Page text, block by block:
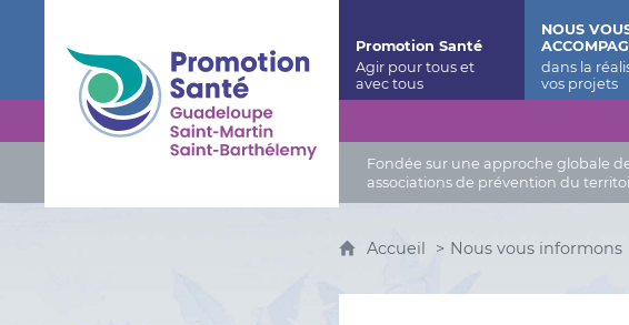
Fondée sur une approche globale
associations de prévention du
Promotion Santé
NOUS
Accueil Nous vous informons